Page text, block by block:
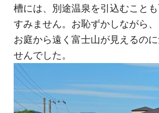
槽には、別途温泉を引込むことも
すみません。お恥ずかしながら
お庭から遠く富士山が見えるの
せんでした。